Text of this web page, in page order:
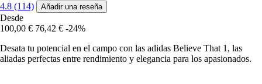
4.8 (114) Añadir una reseña
Desde
100,00 € 76,42 € -24%
Desata tu potencial en el campo con las adidas Believe That 1, las
aliadas perfectas entre rendimiento y elegancia para los apasionados.